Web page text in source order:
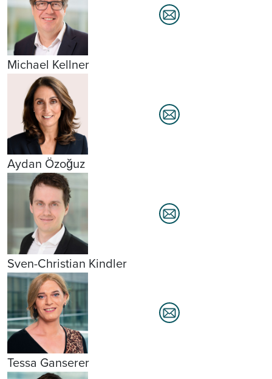
Michael Kellner
Aydan Özoğuz
Sven-Christian Kindler
Tessa Ganserer